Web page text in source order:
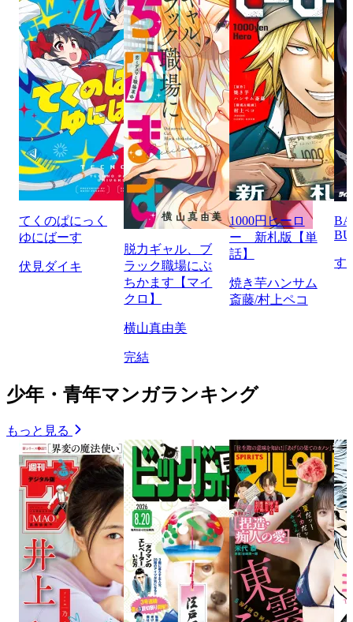
てくのぱにっく
ゆにばーす
伏見ダイキ
脱力ギャル、ブ
ラック職場にぶ
ちかます【マイ
クロ】
横山真由美
完結
1000円ヒーロ
ー 新札版【単
話】
焼き芋ハンサム
斎藤/村上ペコ
す
少年・青年マンガランキング
もっと見る